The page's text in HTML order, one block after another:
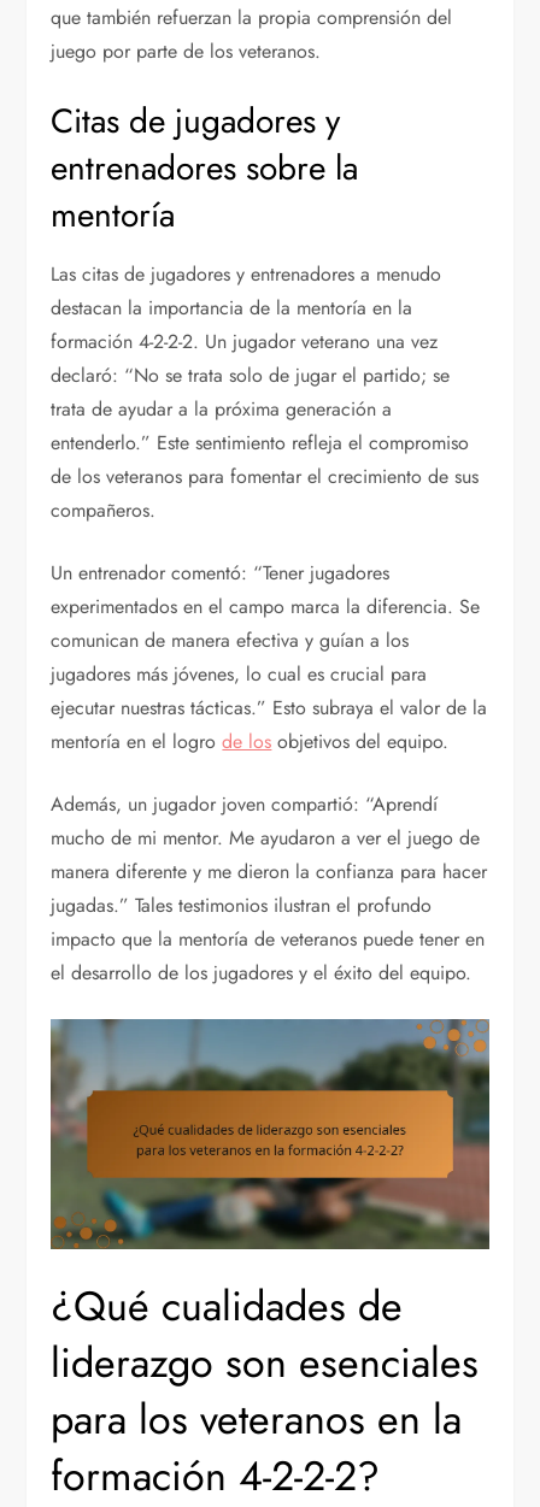
que también refuerzan la propia comprensión del
juego por parte de los veteranos.
Citas de jugadores y
entrenadores sobre la
mentoría
Las citas de jugadores y entrenadores a menudo
destacan la importancia de la mentoría en la
formación 4-2-2-2. Un jugador veterano una vez
declaró: “No se trata solo de jugar el partido; se
trata de ayudar a la próxima generación a
entenderlo.” Este sentimiento refleja el compromiso
de los veteranos para fomentar el crecimiento de sus
compañeros.
Un entrenador comentó: “Tener jugadores
experimentados en el campo marca la diferencia. Se
comunican de manera efectiva y guían a los
jugadores más jóvenes, lo cual es crucial para
ejecutar nuestras tácticas.” Esto subraya el valor de la
mentoría en el logrode los objetivos del equipo.
Además, un jugador joven compartió: “Aprendí
mucho de mi mentor. Me ayudaron a ver el juego de
manera diferente y me dieron la confianza para hacer
jugadas.” Tales testimonios ilustran el profundo
impacto que la mentoría de veteranos puede tener en
el desarrollo de los jugadores y el éxito del equipo.
¿Qué cualidades de
liderazgo son esenciales
para los veteranos en la
formación 4-2-2-2?